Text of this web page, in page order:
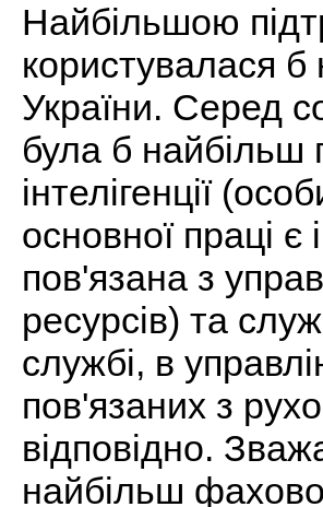
Найбільшою
користувалася
України. Серед
була б найбільш
інтелігенції
основної праці
пов'язана з
ресурсів) та
службі, в
пов'язаних з
відповідно.
найбільш